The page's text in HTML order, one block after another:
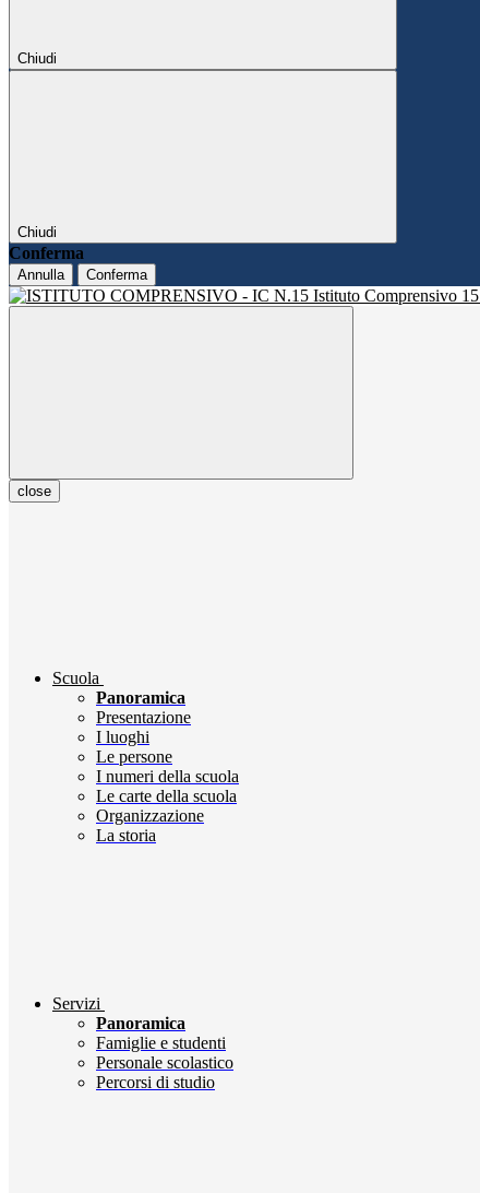
Chiudi
Chiudi
Conferma
Annulla Conferma
Istituto Comprensivo 15
close
Scuola
Panoramica
Presentazione
I luoghi
Le persone
I numeri della scuola
Le carte della scuola
Organizzazione
La storia
Servizi
Panoramica
Famiglie e studenti
Personale scolastico
Percorsi di studio